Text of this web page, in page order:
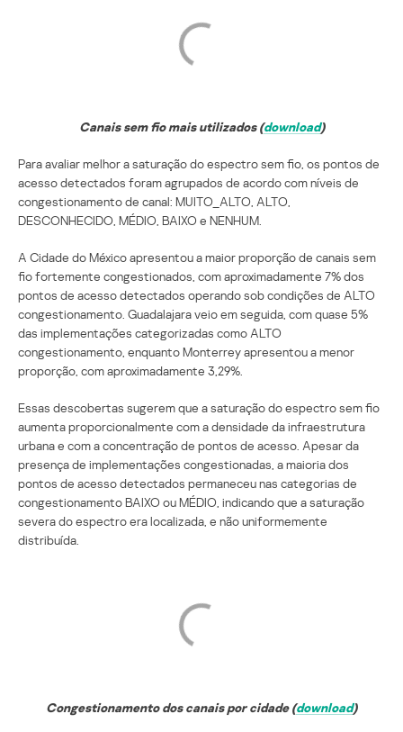
Canais sem fio mais utilizados (download)
Para avaliar melhor a saturação do espectro sem fio, os pontos de
acesso detectados foram agrupados de acordo com níveis de
congestionamento de canal: MUITO_ALTO, ALTO,
DESCONHECIDO, MÉDIO, BAIXO e NENHUM.
A Cidade do México apresentou a maior proporção de canais sem
fio fortemente congestionados, com aproximadamente 7% dos
pontos de acesso detectados operando sob condições de ALTO
congestionamento. Guadalajara veio em seguida, com quase 5%
das implementações categorizadas como ALTO
congestionamento, enquanto Monterrey apresentou a menor
proporção, com aproximadamente 3,29%.
Essas descobertas sugerem que a saturação do espectro sem fio
aumenta proporcionalmente com a densidade da infraestrutura
urbana e com a concentração de pontos de acesso. Apesar da
presença de implementações congestionadas, a maioria dos
pontos de acesso detectados permaneceu nas categorias de
congestionamento BAIXO ou MÉDIO, indicando que a saturação
severa do espectro era localizada, e não uniformemente
distribuída.
Congestionamento dos canais por cidade (download)